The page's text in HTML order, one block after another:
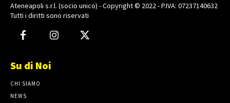
Ateneapoli s.r.l. (socio unico) - Copyright © 2022 - P.IVA: 07237140632
Tutti i diritti sono riservati
Su di Noi
CHI SIAMO
NEWS